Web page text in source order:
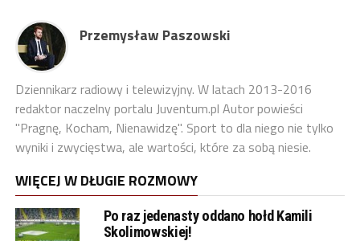
Przemysław Paszowski
Dziennikarz radiowy i telewizyjny. W latach 2013-2016
redaktor naczelny portalu Juventum.pl Autor powieści
"Pragnę, Kocham, Nienawidzę". Sport to dla niego nie tylko
wyniki i zwycięstwa, ale wartości, które za sobą niesie.
WIĘCEJ W DŁUGIE ROZMOWY
Po raz jedenasty oddano hołd Kamili
Skolimowskiej!